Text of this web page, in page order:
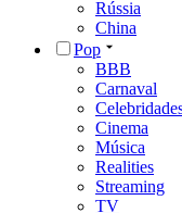
Rússia
China
Pop
BBB
Carnaval
Cinema
Música
Realities
Streaming
TV